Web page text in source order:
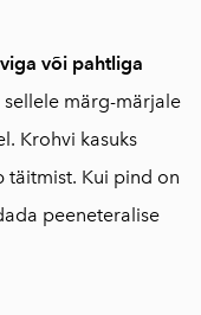
või pahtliga
märg-märjale
Krohvi kasuks
täitmist. Kui pind on
peeneteralise